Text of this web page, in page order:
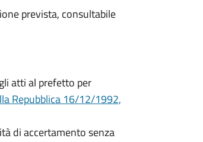
prevista, consultabile
atti al prefetto per
Repubblica 16/12/1992,
di accertamento senza